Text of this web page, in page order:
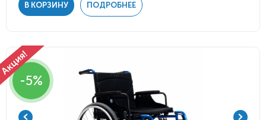
В КОРЗИНУ ПОДРОБНЕЕ
-5%